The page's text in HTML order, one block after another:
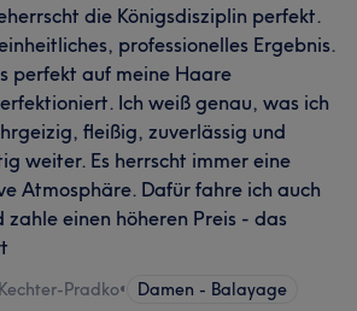
die Königsdisziplin perfekt.
professionelles Ergebnis.
perfekt auf meine Haare
Ich weiß genau, was ich
fleißig, zuverlässig und
weiter. Es herrscht immer eine
Atmosphäre. Dafür fahre ich auch
zahle einen höheren Preis - das
Pradko• Damen - Balayage